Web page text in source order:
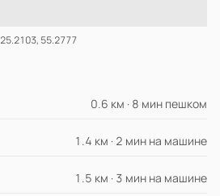
25.2103, 55.2777
0.6 км · 8 мин пешком
1.4 км · 2 мин на машине
1.5 км · 3 мин на машине